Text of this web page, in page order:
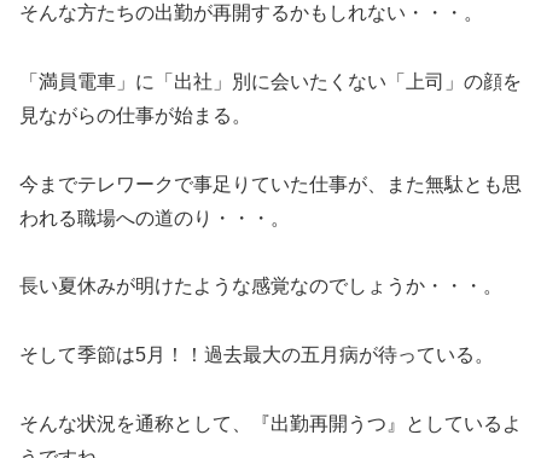
そんな方たちの出勤が再開するかもしれない・・・。
「満員電車」に「出社」別に会いたくない「上司」の顔を
見ながらの仕事が始まる。
今までテレワークで事足りていた仕事が、また無駄とも思
われる職場への道のり・・・。
長い夏休みが明けたような感覚なのでしょうか・・・。
そして季節は5月！！過去最大の五月病が待っている。
そんな状況を通称として、『出勤再開うつ』としているよ